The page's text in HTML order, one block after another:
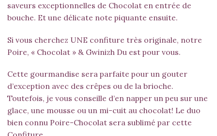
saveurs exceptionnelles de Chocolat en entrée de
bouche. Et une délicate note piquante ensuite.
Si vous cherchez UNE confiture très originale, notre
Poire, « Chocolat » & Gwinizh Du est pour vous.
Cette gourmandise sera parfaite pour un gouter
d’exception avec des crêpes ou de la brioche.
Toutefois, je vous conseille d’en napper un peu sur une
glace, une mousse ou un mi-cuit au chocolat! Le duo
bien connu Poire-Chocolat sera sublimé par cette